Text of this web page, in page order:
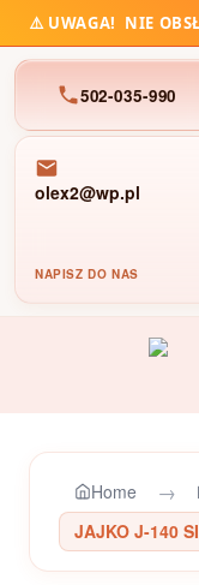
⚠️ UWAGA! NIE
502-035-990
olex2@wp.pl
NAPISZ DO NAS
Home →
JAJKO J-140